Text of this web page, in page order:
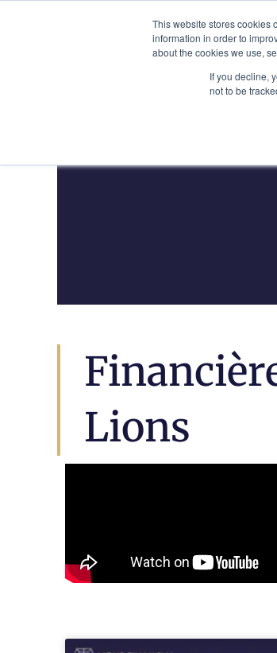
This website stores cookies
information in order to
about the cookies we use,
If you decline,
not to be
service@lions.financial
Accueil
Lions